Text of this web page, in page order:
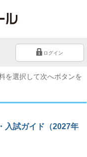
ログイン
を選択して次へボタンを
入試ガイド（2027年